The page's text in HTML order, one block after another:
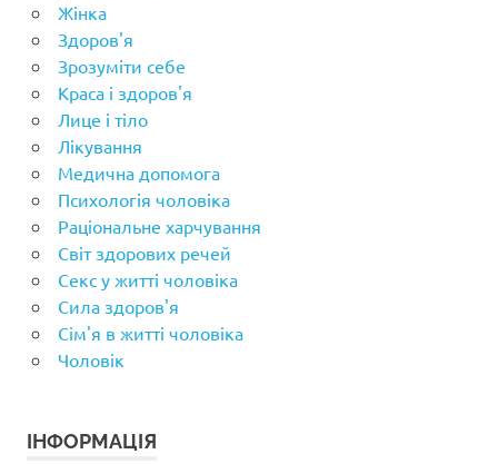
Жінка
Здоров'я
Зрозуміти себе
Краса і здоров'я
Лице і тіло
Лікування
Медична допомога
Психологія чоловіка
Раціональне харчування
Світ здорових речей
Секс у житті чоловіка
Сила здоров'я
Сім'я в житті чоловіка
Чоловік
ІНФОРМАЦІЯ